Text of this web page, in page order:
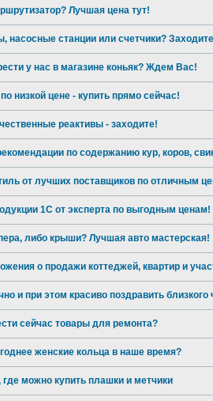
Лучшая цена тут!
насосные станции или счетчики?
у нас в магазине коньяк? Ждем Вас!
низкой цене - купить прямо сейчас!
реактивы - заходите!
по содержанию кур, коров,
от лучших поставщиков по отличным
1С от эксперта по выгодным ценам!
либо крыши? Лучшая авто мастерская!
о продажи коттеджей, квартир и
и при этом красиво поздравить близкого
сейчас товары для ремонта?
женские кольца в наше время?
можно купить плашки и метчики